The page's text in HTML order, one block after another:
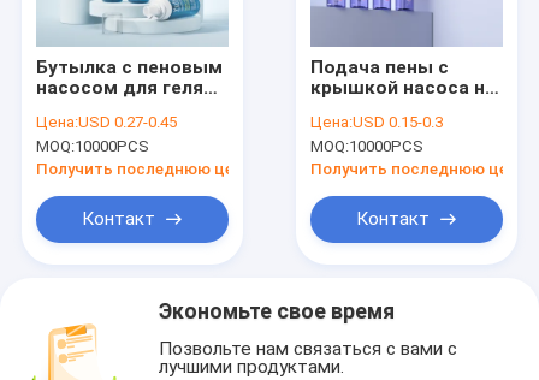
Бутылка с пеновым
насосом для геля
Бесплатные
бутылки могут
быть
Прозрачная
конструкция Легко
емкость Идеально
путешествий
Цена:USD 0.27-0.45
MOQ:10000PCS
Получить последнюю цену
Контакт
Подача пены с
крышкой насоса на
бутылке с пенным
насосом
Цена:USD 0.15-0.3
MOQ:10000PCS
Получить последнюю цену
Контакт
Экономьте свое время
Позвольте нам связаться с вами с
лучшими продуктами.